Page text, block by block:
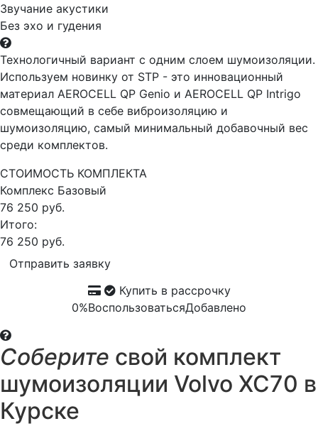
Звучание акустики
Без эхо и гудения
Технологичный вариант с одним слоем шумоизоляции.
Используем новинку от STP - это инновационный
материал AEROCELL QP Genio и AEROCELL QP Intrigo
совмещающий в себе виброизоляцию и
шумоизоляцию, самый минимальный добавочный вес
среди комплектов.
СТОИМОСТЬ КОМПЛЕКТА
Комплекс Базовый
76 250 руб.
Итого:
76 250 руб.
Отправить заявку
Купить в рассрочку
0%ВоспользоватьсяДобавлено
Соберите свой комплект
шумоизоляции Volvo XC70 в
Курске